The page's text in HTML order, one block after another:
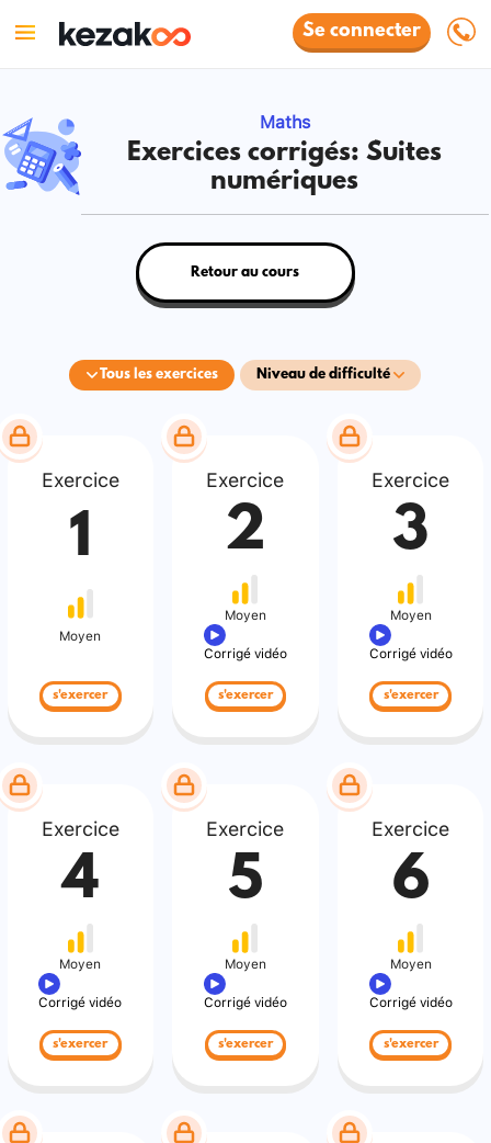
Se connecter
Maths
Exercices corrigés: Suites
numériques
Tous les exercices Niveau de difficulté
Retour au cours
Exercice
1
Moyen
s'exercer
Exercice
2
Moyen
Corrigé vidéo
s'exercer
Exercice
3
Moyen
Corrigé vidéo
s'exercer
Exercice
4
Moyen
Corrigé vidéo
s'exercer
Exercice
5
Moyen
Corrigé vidéo
s'exercer
Exercice
6
Moyen
Corrigé vidéo
s'exercer